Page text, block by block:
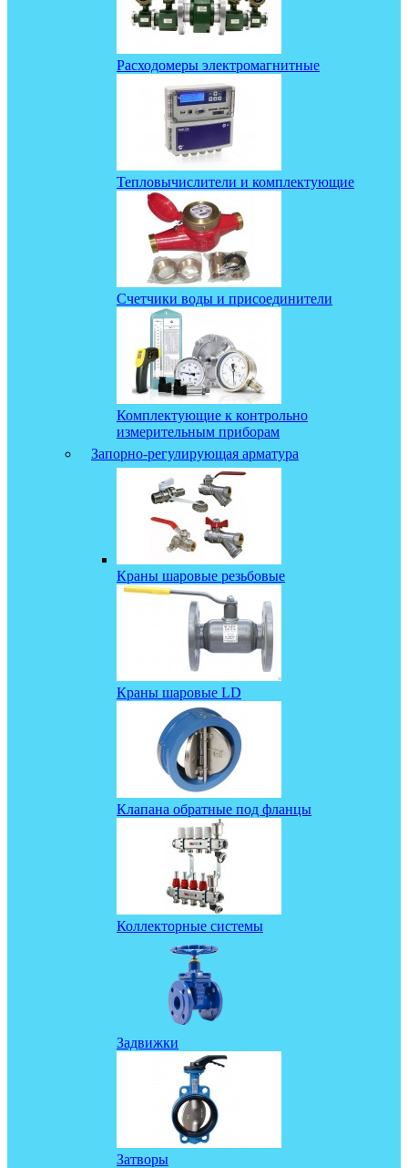
Расходомеры электромагнитные
Тепловычислители и комплектующие
Счетчики воды и присоединители
Комплектующие к контрольно
измерительным приборам
Запорно-регулирующая арматура
Краны шаровые резьбовые
Краны шаровые LD
Клапана обратные под фланцы
Коллекторные системы
Задвижки
Затворы